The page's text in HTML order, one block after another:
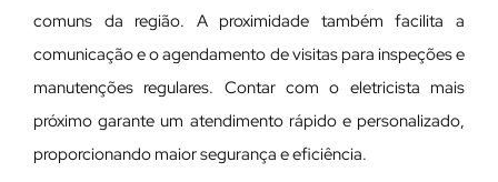
comuns da região. A proximidade também facilita a
comunicação e o agendamento de visitas para inspeções e
manutenções regulares. Contar com o eletricista mais
próximo garante um atendimento rápido e personalizado,
proporcionando maior segurança e eficiência.